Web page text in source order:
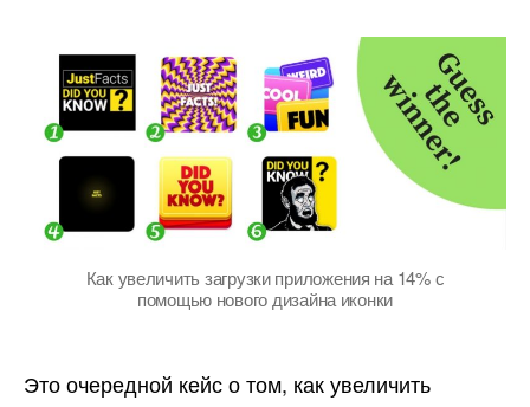
Как
увеличить
загрузки
приложения
дизайна
иконки
Как увеличить загрузки приложения на 14% с
помощью нового дизайна иконки
Это очередной кейс о том, как увеличить